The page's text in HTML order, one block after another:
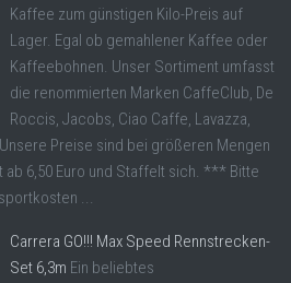
Kaffee zum günstigen Kilo-Preis auf
Lager. Egal ob gemahlener Kaffee oder
Kaffeebohnen. Unser Sortiment umfasst
die renommierten Marken CaffeClub, De
Roccis, Jacobs, Ciao Caffe, Lavazza,
Preise sind bei größeren Mengen
6,50 Euro und Staffelt sich. *** Bitte
...
Carrera GO!!! Max Speed Rennstrecken-
Set 6,3m Ein beliebtes